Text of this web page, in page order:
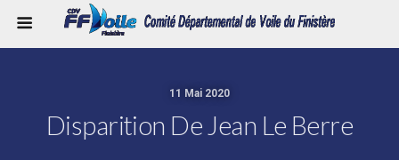
11 Mai 2020
Disparition De Jean Le Berre